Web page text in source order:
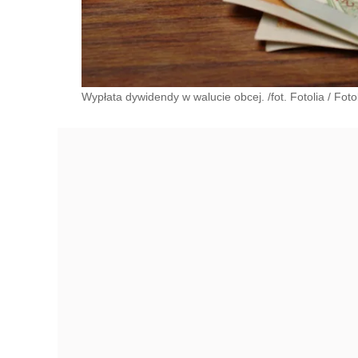
Wypłata dywidendy w walucie obcej. /fot. Fotolia /